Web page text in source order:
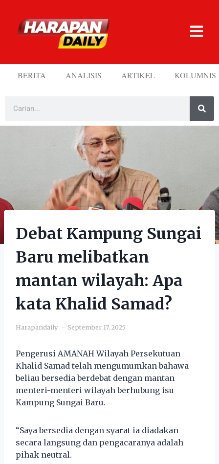
BERITA ANALISIS ARTIKEL KOLUMNIS
Debat Kampung Sungai
Baru melibatkan
mantan wilayah: Apa
kata Khalid Samad?
Harapandaily September 17, 2025
Pengerusi AMANAH Wilayah Persekutuan
Khalid Samad telah mengumumkan bahawa
beliau bersedia berdebat dengan mantan
menteri-menteri wilayah berhubung isu
Kampung Sungai Baru.
“Saya bersedia dengan syarat ia diadakan
secara langsung dan pengacaranya adalah
pihak neutral.